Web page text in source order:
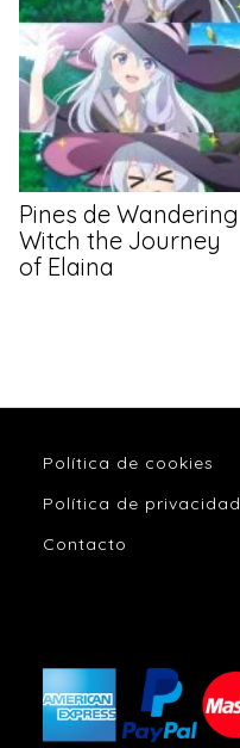
Pines de Wandering
Witch the Journey
of Elaina
Política de cookies
Política de privacidad
Contacto